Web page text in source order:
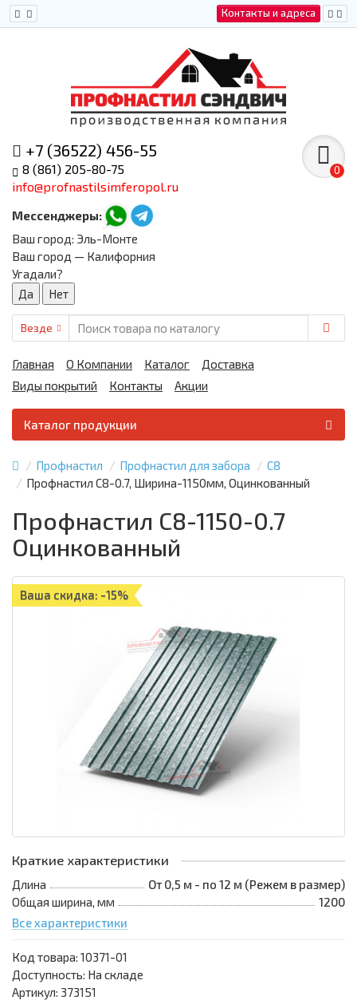
Контакты и адреса
+7 (36522) 456-55
8 (861) 205-80-75
info@profnastilsimferopol.ru
Мессенджеры:
0
Ваш город: Эль-Монте
Ваш город — Калифорния
Угадали?
Везде
Главная О Компании Каталог
Доставка
Виды покрытий
Контакты Акции
Каталог продукции
Профнастил Профнастил для забора
С8
Профнастил С8-0.7, Ширина-1150мм, Оцинкованный
Профнастил С8-1150-0.7
Оцинкованный
Ваша скидка: -15%
Краткие характеристики
Длина
От 0,5 м - по 12 м (Режем в размер)
Общая ширина, мм
1200
Все характеристики
Код товара: 10371-01
Доступность: На складе
Артикул: 373151